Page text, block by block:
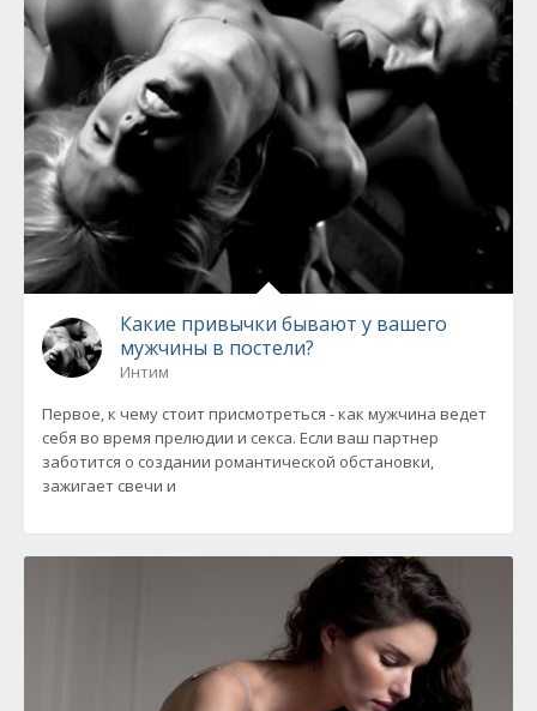
Какие привычки бывают у вашего
мужчины в постели?
Интим
Первое, к чему стоит присмотреться - как мужчина ведет
себя во время прелюдии и секса. Если ваш партнер
заботится о создании романтической обстановки,
зажигает свечи и